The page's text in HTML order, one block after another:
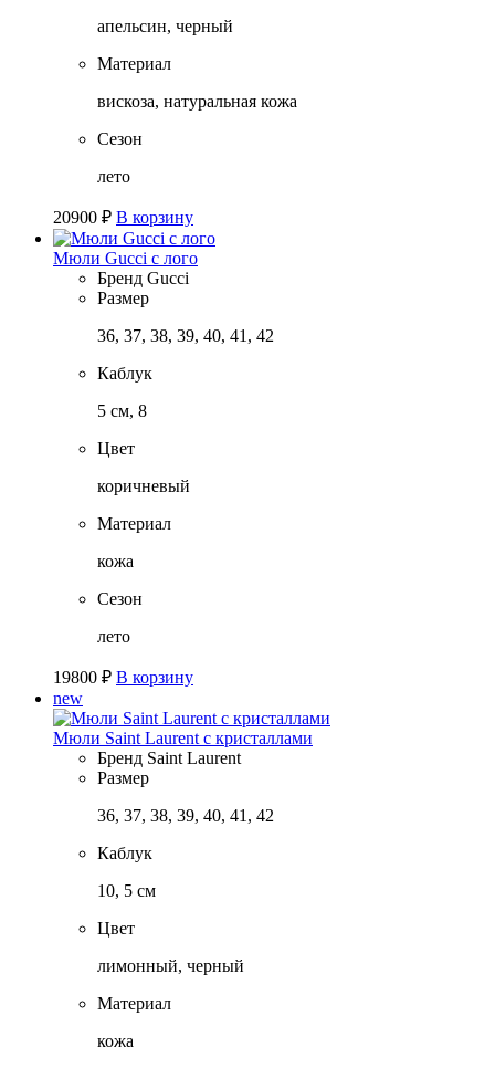
апельсин, черный
Материал
вискоза, натуральная кожа
Сезон
лето
20900 ₽ В корзину
Мюли Gucci с лого
Бренд Gucci
Размер
36, 37, 38, 39, 40, 41, 42
Каблук
5 см, 8
Цвет
коричневый
Материал
кожа
Сезон
лето
19800 ₽ В корзину
new
Мюли Saint Laurent с кристаллами
Бренд Saint Laurent
Размер
36, 37, 38, 39, 40, 41, 42
Каблук
10, 5 см
Цвет
лимонный, черный
Материал
кожа